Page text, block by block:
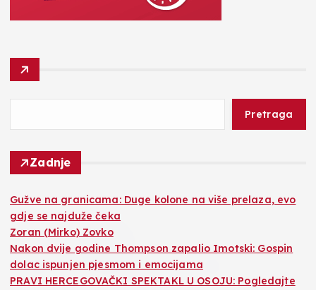
Pretraga
Zadnje
Gužve na granicama: Duge kolone na više prelaza, evo
gdje se najduže čeka
Zoran (Mirko) Zovko
Nakon dvije godine Thompson zapalio Imotski: Gospin
dolac ispunjen pjesmom i emocijama
PRAVI HERCEGOVAČKI SPEKTAKL U OSOJU: Pogledajte